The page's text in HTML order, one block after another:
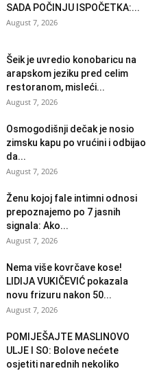
SADA POČINJU ISPOČETKA:...
August 7, 2026
Šeik je uvredio konobaricu na
arapskom jeziku pred celim
restoranom, misleći...
August 7, 2026
Osmogodišnji dečak je nosio
zimsku kapu po vrućini i odbijao
da...
August 7, 2026
Ženu kojoj fale intimni odnosi
prepoznajemo po 7 jasnih
signala: Ako...
August 7, 2026
Nema više kovrčave kose!
LIDIJA VUKIČEVIĆ pokazala
novu frizuru nakon 50...
August 7, 2026
POMIJEŠAJTE MASLINOVO
ULJE I SO: Bolove nećete
osjetiti narednih nekoliko